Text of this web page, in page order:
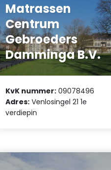
Matrassen
Centrum
Gebroeders
Damminga B.V.
KvK nummer: 09078496
Adres: Venlosingel 21 1e
verdiepin